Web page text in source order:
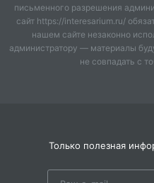
письменного разрешения
сайт https://interesarium.ru/
нашем сайте незаконно
администратору — материалы
не совпадать с
Только полезная